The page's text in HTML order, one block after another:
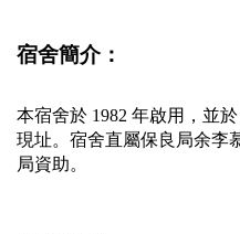
宿舍簡介：
本宿舍於 1982 年啟用，並
現址。宿舍直屬保良局余李
局資助。